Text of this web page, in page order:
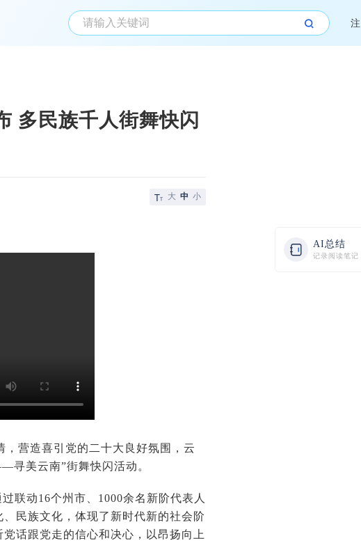
AI总结
记录阅读笔记
多民族千人街舞快闪
大 中 小
营造喜引党的二十大良好氛围，云
寻美云南”街舞快闪活动。
联动16个州市、1000余名新阶代表人
民族文化，体现了新时代新的社会阶
话跟党走的信心和决心，以昂扬向上